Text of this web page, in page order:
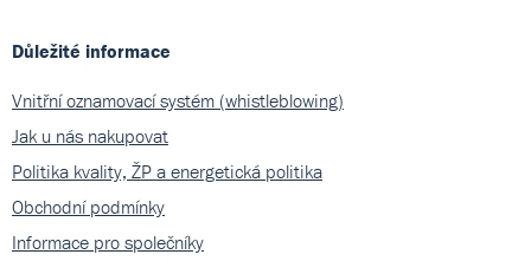
Důležité informace
Vnitřní oznamovací systém (whistleblowing)
Jak u nás nakupovat
Politika kvality, ŽP a energetická politika
Obchodní podmínky
Informace pro společníky